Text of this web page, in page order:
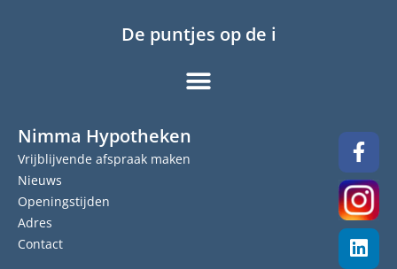
De puntjes op de i
Nimma Hypotheken
Vrijblijvende afspraak maken
Nieuws
Openingstijden
Adres
Contact